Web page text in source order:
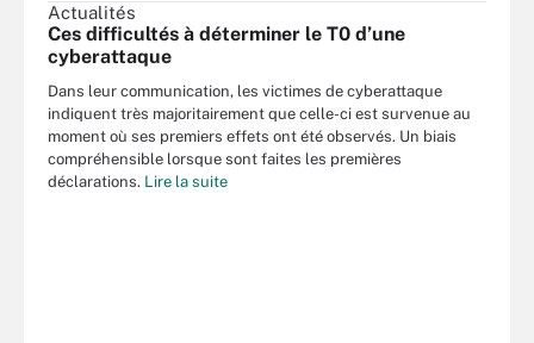
Actualités
Ces difficultés à déterminer le T0 d’une
cyberattaque
Dans leur communication, les victimes de cyberattaque
indiquent très majoritairement que celle-ci est survenue au
moment où ses premiers effets ont été observés. Un biais
compréhensible lorsque sont faites les premières
déclarations. Lire la suite